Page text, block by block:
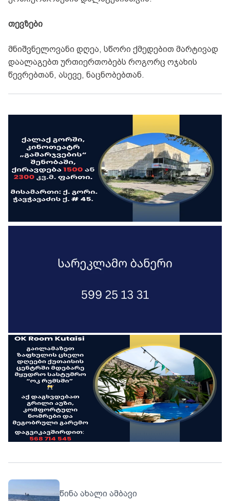
თევზები
მნიშვნელოვანი დღეა, სწორი ქმედებით მარტივად
დაალაგებთ ურთიერთობებს როგორც ოჯახის
წევრებთან, ასევე, ნაცნობებთან.
წინა ახალი ამბავი